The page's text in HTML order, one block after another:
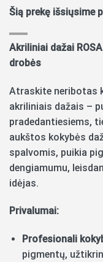
Šią prekę išsiųsime
Akriliniai dažai
drobės
Atraskite neribotas
akriliniais dažais –
pradedantiesiems,
aukštos kokybės
spalvomis, puikia
dengiamumu,
idėjas.
Privalumai:
Profesionali
pigmentų,